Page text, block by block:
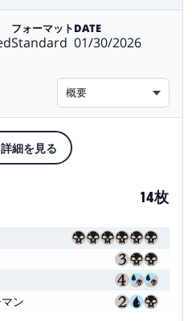
フォーマット
Standard
DATE
01/30/2026
概要
細を見る
14枚
ン